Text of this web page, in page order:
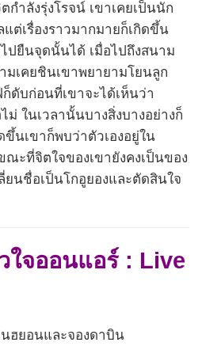
กำลังรุ่งโรจน์ เขาเคยเป็นนัก
ต่เรื่องราวมากมายก็เกิดขึ้น
ปยืนจุดนั้นได้ เมื่อไปถึงสนาม
มเคยชินเขาพยายามโยนลูก
ดับก่อนที่เขาจะได้เห็นว่า
ม่ ในเวลานั้นบางสิ่งบางอย่างก็
ขึ้นเขาก็พบว่าตัวเองอยู่ใน
ณะที่จิตใจของเขายังคงเป็นของ
ยนชื่อเป็นโกอูยองและตัดสินใจ
ใจออนแอร์ : Live
ฮยอนและจองดาบิน